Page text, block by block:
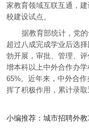
家教育领域互联互通，
校建设试点。
据教育部统计，党
超过八成完成学业后选
勃开展，审批、管理、
增本科以上中外合作办
65%。近年来，中外合
挥了积极作用，累计录取
小编推荐：城市招聘外教